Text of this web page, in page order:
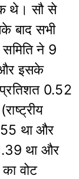
थे। सौ से
बाद सभी
ने 9
और इसके
0.52
था और
था और
वोट